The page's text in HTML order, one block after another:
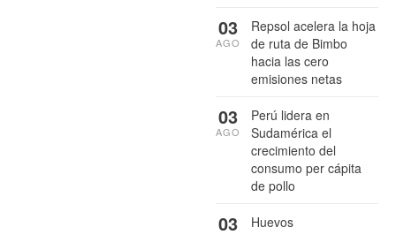
Repsol acelera la hoja
de ruta de Bimbo
hacia las cero
emisiones netas
03
AGO
Perú lidera en
Sudamérica el
crecimiento del
consumo per cápita
de pollo
03
AGO
Huevos
03